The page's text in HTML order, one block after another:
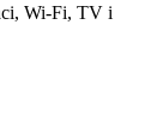
Wi-Fi, TV i